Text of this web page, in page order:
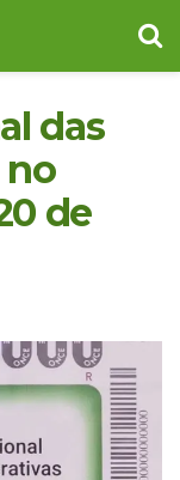
das
no
de